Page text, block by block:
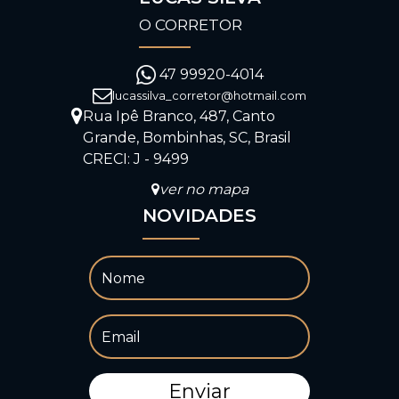
O CORRETOR
47 99920-4014
lucassilva_corretor@hotmail.com
Rua Ipê Branco, 487, Canto
Grande, Bombinhas, SC, Brasil
CRECI: J - 9499
ver no mapa
NOVIDADES